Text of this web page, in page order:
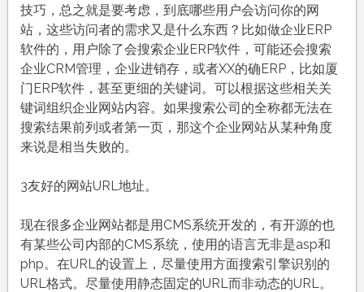
技巧，总之就是要考虑，到底哪些用户会访问你的网
站，这些访问者的需求又是什么东西？比如做企业ERP
软件的，用户除了会搜索企业ERP软件，可能还会搜索
企业CRM管理，企业进销存，或者XX的确ERP，比如厦
门ERP软件，甚至更细的关键词。可以根据这些相关关
键词组织企业网站内容。如果搜索公司的全称都无法在
搜索结果前列或者第一页，那这个企业网站从某种角度
来说是相当失败的。
3友好的网站URL地址。
现在很多企业网站都是用CMS系统开发的，有开源的也
有某些公司内部的CMS系统，使用的语言无非是asp和
php。在URL的设置上，尽量使用方面搜索引擎识别的
URL格式。尽量使用静态固定的URL而非动态的URL。